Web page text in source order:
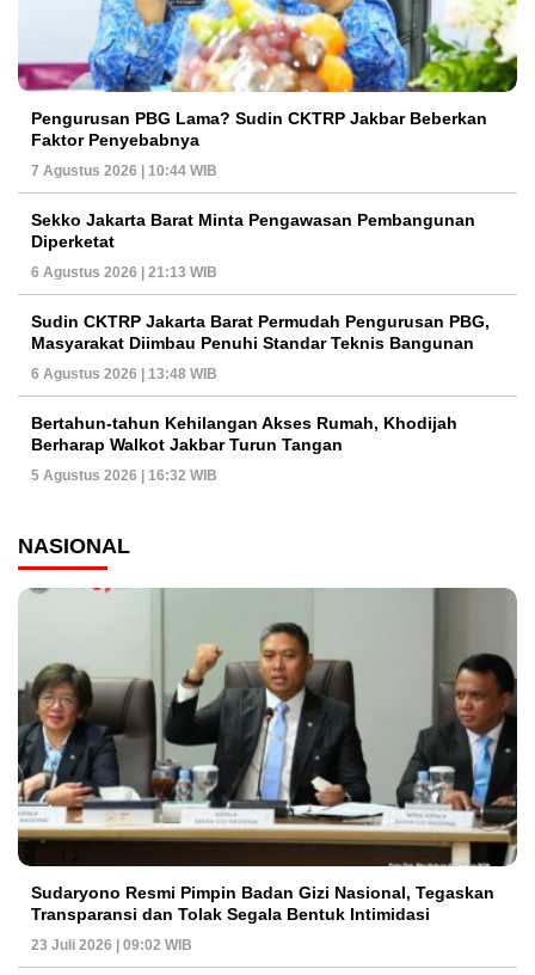
Pengurusan PBG Lama? Sudin CKTRP Jakbar Beberkan
Faktor Penyebabnya
7 Agustus 2026 | 10:44 WIB
Sekko Jakarta Barat Minta Pengawasan Pembangunan
Diperketat
6 Agustus 2026 | 21:13 WIB
Sudin CKTRP Jakarta Barat Permudah Pengurusan PBG,
Masyarakat Diimbau Penuhi Standar Teknis Bangunan
6 Agustus 2026 | 13:48 WIB
Bertahun-tahun Kehilangan Akses Rumah, Khodijah
Berharap Walkot Jakbar Turun Tangan
5 Agustus 2026 | 16:32 WIB
NASIONAL
Sudaryono Resmi Pimpin Badan Gizi Nasional, Tegaskan
Transparansi dan Tolak Segala Bentuk Intimidasi
23 Juli 2026 | 09:02 WIB